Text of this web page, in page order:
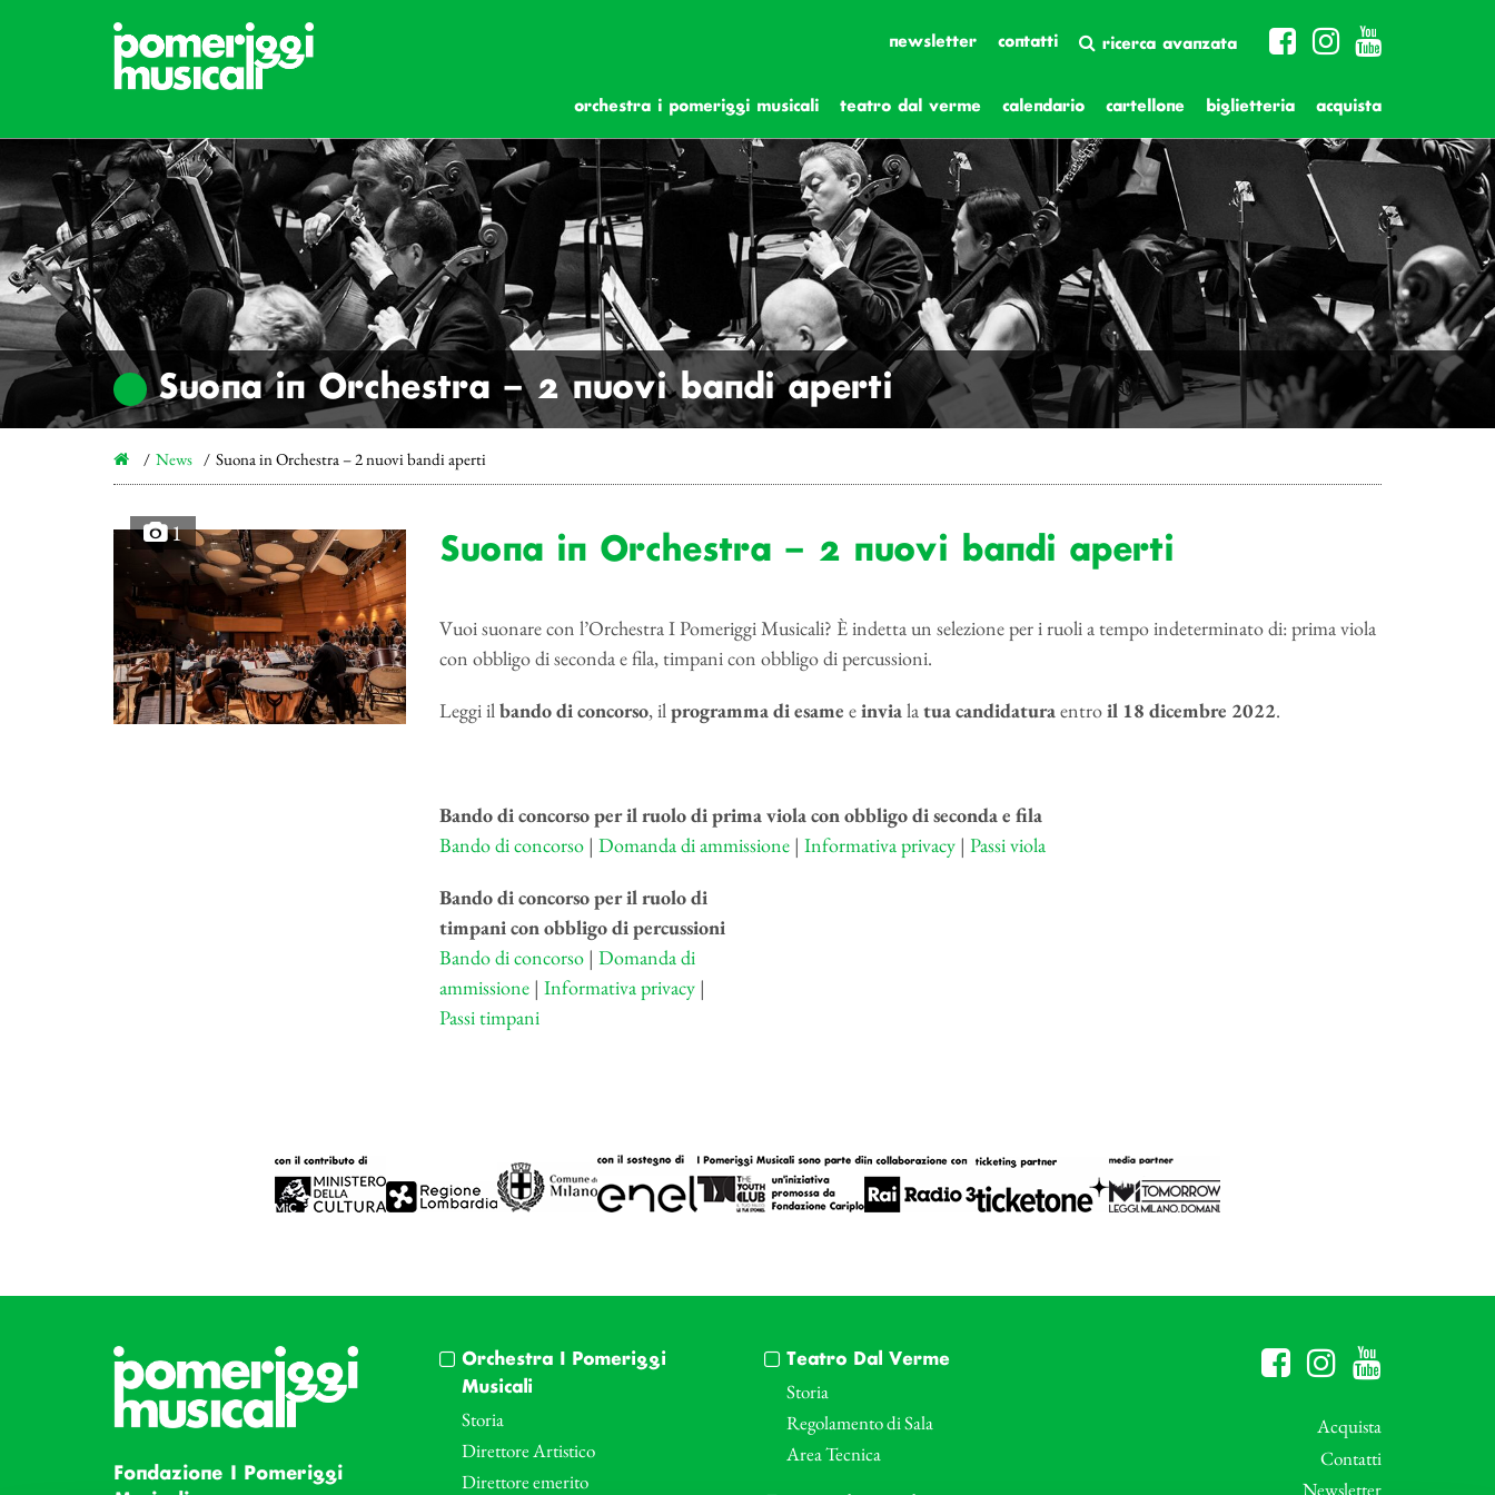
newsletter contatti ricerca avanzata
orchestra i pomeriggi musicali teatro dal verme calendario cartellone biglietteria acquista
Suona in Orchestra – 2 nuovi bandi aperti
News Suona in Orchestra – 2 nuovi bandi aperti
1 Suona in Orchestra – 2 nuovi bandi aperti
Vuoi suonare con l’Orchestra I Pomeriggi Musicali? È indetta un selezione peri ruoli a tempo indeterminato di: prima viola
con obbligo di seconda e fila, timpani con obbligo di percussioni.
Leggi ilbandodiconcorso, ilprogrammadiesame einvialatuacandidaturaentroil 18 dicembre 2022.
Bando di concorso per il ruolo di prima viola con obbligo di seconda e fila
Bando di concorso| Domanda di ammissione| Informativa privacy| Passi viola
Bando di concorso per il ruolo di
timpani con obbligo di percussioni
Bando di concorso| Domanda di
ammissione| Informativa privacy|
Passi timpani
Fondazione I Pomeriggi
Orchestra I Pomeriggi
Musicali
Storia
Direttore Artistico
Direttore emerito
Teatro Dal Verme
Storia
Regolamento di Sala
Area Tecnica
Acquista
Contatti
Newsletter